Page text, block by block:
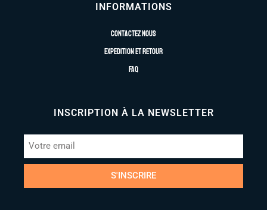
INFORMATIONS
Contactez nous
Expedition et retour
FAQ
INSCRIPTION À LA NEWSLETTER
S'INSCRIRE